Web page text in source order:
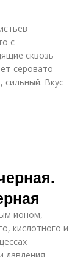
с
сквозь
серовато-
сильный. Вкус
ионом,
кислотного и